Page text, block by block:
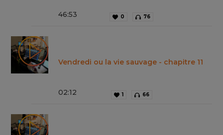
46:53 0 76
Vendredi ou la vie sauvage - chapitre 11
02:12 1 66